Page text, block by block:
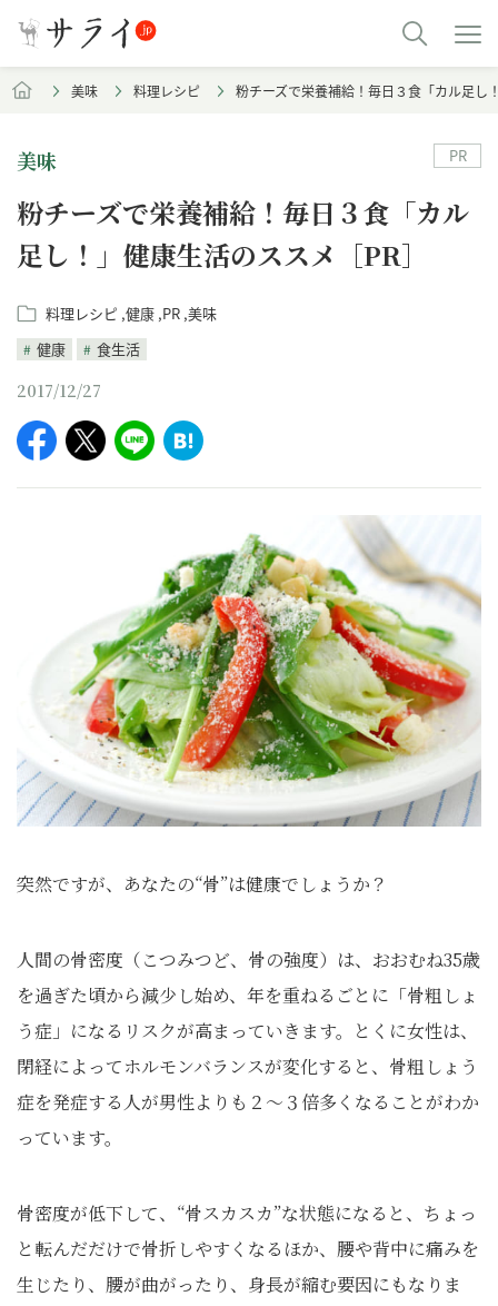
美味 料理レシピ 粉チーズで栄養補給！毎日３食「カル足し
美味
粉チーズで栄養補給！毎日３食「カル
足し！」健康生活のススメ［PR］
料理レシピ 健康 PR 美味
健康
食生活
2017/12/27
PR
突然ですが、あなたの“骨”は健康でしょうか？
人間の骨密度（こつみつど、骨の強度）は、おおむね35歳
を過ぎた頃から減少し始め、年を重ねるごとに「骨粗しょ
う症」になるリスクが高まっていきます。とくに女性は、
閉経によってホルモンバランスが変化すると、骨粗しょう
症を発症する人が男性よりも２～３倍多くなることがわか
っています。
骨密度が低下して、“骨スカスカ”な状態になると、ちょっ
と転んだだけで骨折しやすくなるほか、腰や背中に痛みを
生じたり、腰が曲がったり、身長が縮む要因にもなりま